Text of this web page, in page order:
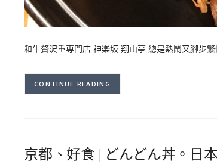
和牛贅沢重専門店 神楽坂 翔山亭 總是熱鬧又腳步
CONTINUE READING
京都、好食 | どんどん丼。日